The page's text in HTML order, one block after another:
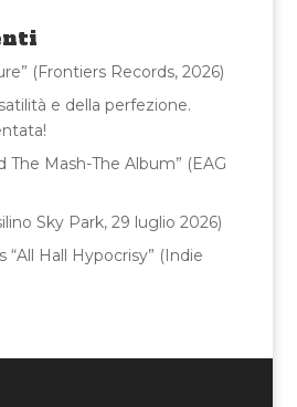
di
(Frontiers Records, 2026)
e della perfezione.
The Mash-The Album” (EAG
Sky Park, 29 luglio 2026)
Hall Hypocrisy” (Indie